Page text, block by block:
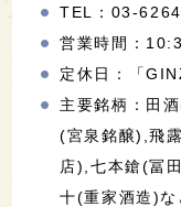
TEL：03-
営業時間：
定休日：「
主要銘柄：田
(宮泉銘醸),飛
店),七本鎗(冨
十(重家酒造)な